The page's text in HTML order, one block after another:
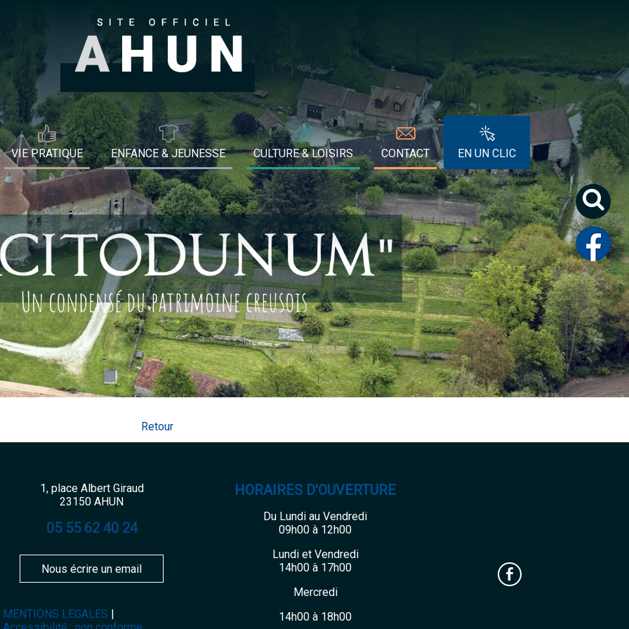
VIE PRATIQUE ENFANCE & JEUNESSE CULTURE & LOISIRS CONTACT EN UN CLIC
Retour
1, place Albert Giraud
23150 AHUN
05 55 62 40 24
Nous écrire un email
MENTIONS LÉGALES
HORAIRES D'OUVERTURE
Du Lundi au Vendredi
09h00 à 12h00
Lundi et Vendredi
14h00 à 17h00
Mercredi
14h00 à 18h00